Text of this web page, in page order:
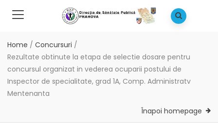
Home / Concursuri /
Rezultate obtinute la etapa de selectie dosare pentru
concursul organizat in vederea ocuparii postului de
Inspector de specialitate, grad 1A, Comp. Administratv
Mentenanta
Înapoi homepage